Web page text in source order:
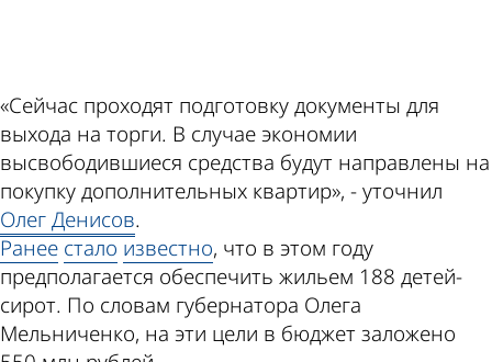
«Сейчас проходят подготовку документы для
выхода на торги. В случае экономии
высвободившиеся средства будут направлены на
покупку дополнительных квартир», - уточнил
Олег Денисов.
Ранее стало известно, что в этом году
предполагается обеспечить жильем 188 детей-
сирот. По словам губернатора Олега
Мельниченко, на эти цели в бюджет заложено